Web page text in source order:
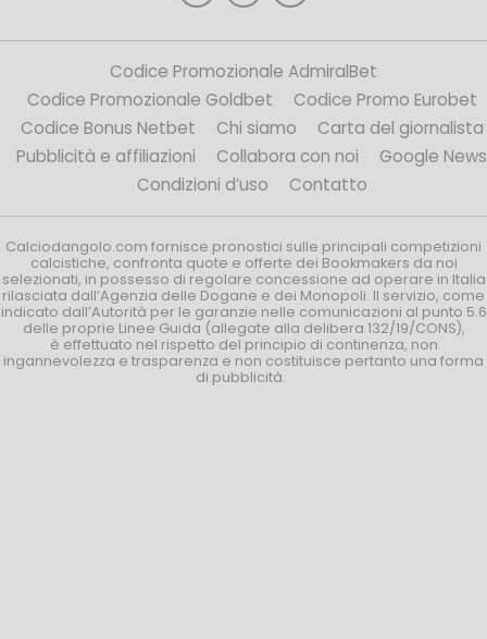
Codice Promozionale AdmiralBet
Codice Promozionale Goldbet
Codice Promo Eurobet
Codice Bonus Netbet
Chi siamo
Carta del giornalista
Pubblicità e affiliazioni
Collabora con noi
Google News
Condizioni d’uso
Contatto
Calciodangolo.com fornisce pronostici sulle principali competizioni
calcistiche, confronta quote e offerte dei Bookmakers da noi
selezionati, in possesso di regolare concessione ad operare in Italia
rilasciata dall’Agenzia delle Dogane e dei Monopoli. Il servizio, come
indicato dall’Autorità per le garanzie nelle comunicazioni al punto 5.6
delle proprie Linee Guida (allegate alla delibera 132/19/CONS),
è effettuato nel rispetto del principio di continenza, non
ingannevolezza e trasparenza e non costituisce pertanto una forma
di pubblicità.